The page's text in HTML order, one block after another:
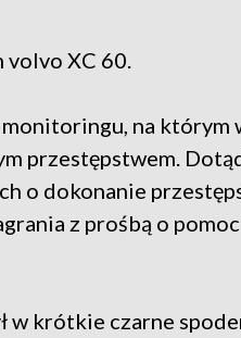
XC 60.
na którym
przestępstwem.
o dokonanie
z prośbą o
w krótkie czarne